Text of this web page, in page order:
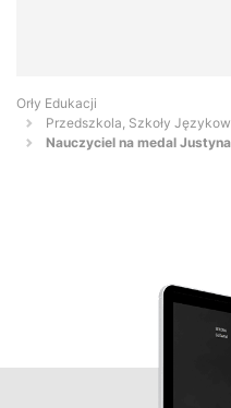
Orły Edukacji
Przedszkola, Szkoły
Nauczyciel na medal